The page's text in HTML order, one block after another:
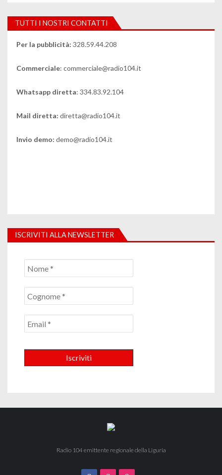
TUTTI I NOSTRI CONTATTI
Per la pubblicità: 328.59.44.208
Commerciale: commerciale@radio104.it
Whatsapp diretta: 334.83.92.104
Mail diretta: diretta@radio104.it
Invio demo: demo@radio104.it
ISCRIVITI ALLA NEWSLETTER
Radio 104 emittente regionale della Liguria